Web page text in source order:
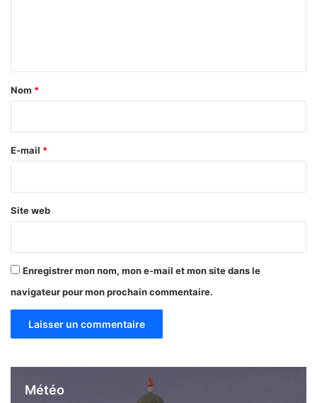
t
s
b
l
i
s
a
a
e
Nom *
E-mail *
Site web
Enregistrer mon nom, mon e-mail et mon site dans le
navigateur pour mon prochain commentaire.
Météo